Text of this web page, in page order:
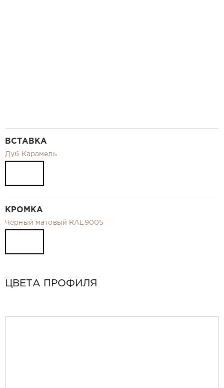
ВСТАВКА
Дуб Карамель
КРОМКА
Черный матовый RAL9005
ЦВЕТА ПРОФИЛЯ